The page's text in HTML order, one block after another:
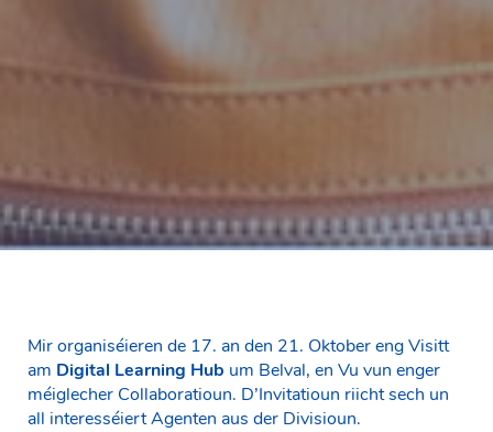
Mir organiséieren de 17. an den 21. Oktober eng Visitt
am Digital Learning Hub um Belval, en Vu vun enger
méiglecher Collaboratioun. D’Invitatioun riicht sech un
all interesséiert Agenten aus der Divisioun.